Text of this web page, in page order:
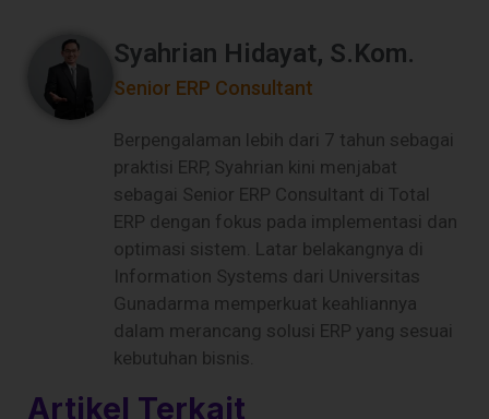
Syahrian Hidayat, S.Kom.
Senior ERP Consultant
Berpengalaman lebih dari 7 tahun sebagai
praktisi ERP, Syahrian kini menjabat
sebagai Senior ERP Consultant di Total
ERP dengan fokus pada implementasi dan
optimasi sistem. Latar belakangnya di
Information Systems dari Universitas
Gunadarma memperkuat keahliannya
dalam merancang solusi ERP yang sesuai
kebutuhan bisnis.
Artikel Terkait